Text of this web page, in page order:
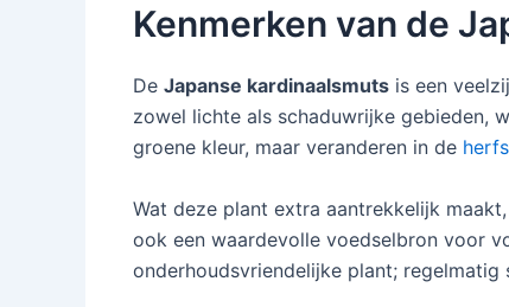
Kenmerken van de
De Japanse kardinaalsmuts is een
zowel lichte als schaduwrijke gebieden,
groene kleur, maar veranderen in de
Wat deze plant extra aantrekkelijk
ook een waardevolle voedselbron voor
onderhoudsvriendelijke plant; regelmatig